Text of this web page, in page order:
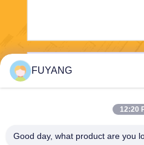
FUYANG
12:20
Good day, what product are you